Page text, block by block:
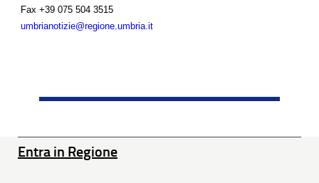
Fax +39 075 504 3515
umbrianotizie@regione.umbria.it
Entra in Regione